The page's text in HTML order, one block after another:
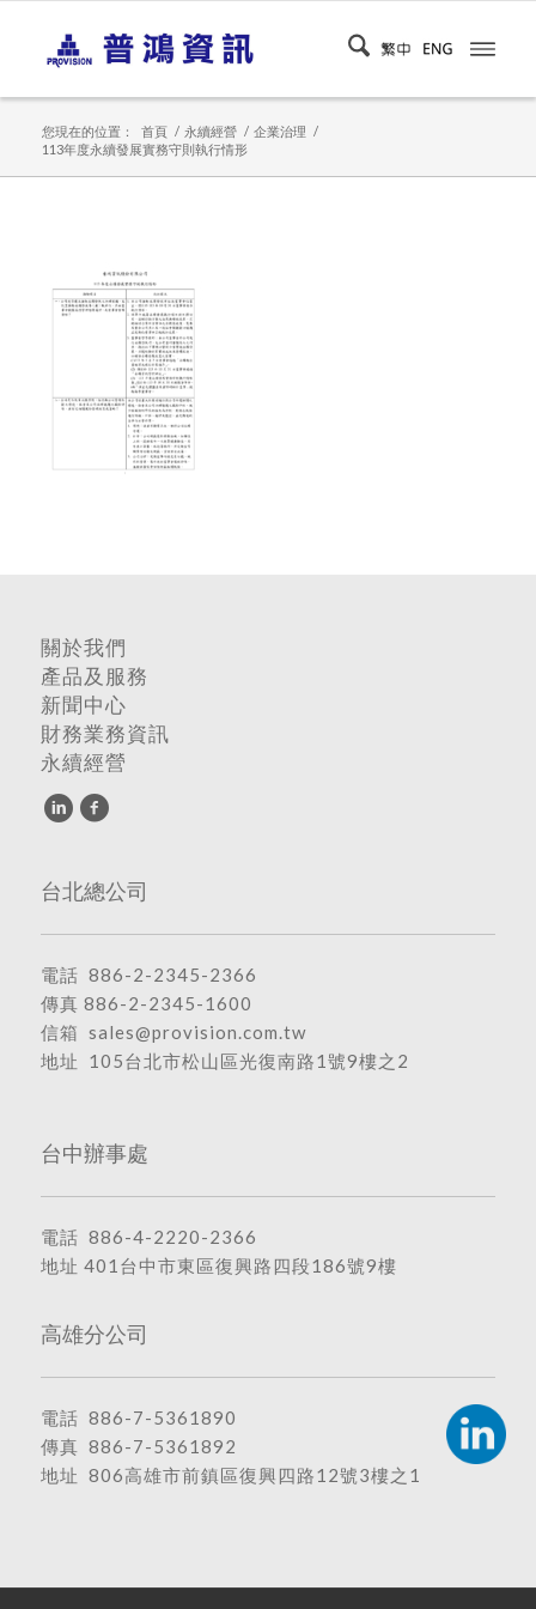
您現在的位置： 首頁 / 永續經營 / 企業治理 /
113年度永續發展實務守則執行情形
關於我們
產品及服務
新聞中心
財務業務資訊
永續經營
台北總公司
電話 886-2-2345-2366
傳真 886-2-2345-1600
信箱 sales@provision.com.tw
地址 105台北市松山區光復南路1號9樓之2
台中辦事處
電話 886-4-2220-2366
地址 401台中市東區復興路四段186號9樓
高雄分公司
電話 886-7-5361890
傳真 886-7-5361892
地址 806高雄市前鎮區復興四路12號3樓之1